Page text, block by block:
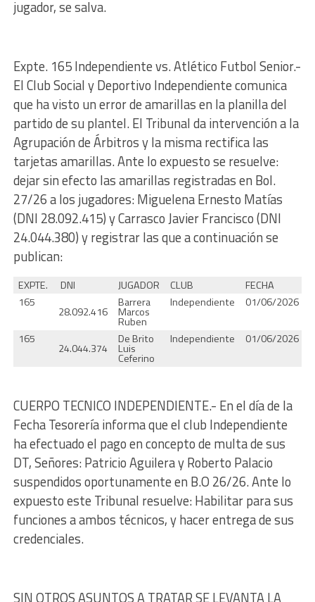
jugador, se salva.
Expte. 165 Independiente vs. Atlético Futbol Senior.-
El Club Social y Deportivo Independiente comunica
que ha visto un error de amarillas en la planilla del
partido de su plantel. El Tribunal da intervención a la
Agrupación de Árbitros y la misma rectifica las
tarjetas amarillas. Ante lo expuesto se resuelve:
dejar sin efecto las amarillas registradas en Bol.
27/26 a los jugadores: Miguelena Ernesto Matías
(DNI 28.092.415) y Carrasco Javier Francisco (DNI
24.044.380) y registrar las que a continuación se
publican:
EXPTE. DNI JUGADOR CLUB FECHA
165
28.092.416
Barrera
Marcos
Ruben
Independiente 01/06/2026
165
24.044.374
De Brito
Luis
Ceferino
Independiente 01/06/2026
CUERPO TECNICO INDEPENDIENTE.- En el día de la
Fecha Tesorería informa que el club Independiente
ha efectuado el pago en concepto de multa de sus
DT, Señores: Patricio Aguilera y Roberto Palacio
suspendidos oportunamente en B.O 26/26. Ante lo
expuesto este Tribunal resuelve: Habilitar para sus
funciones a ambos técnicos, y hacer entrega de sus
credenciales.
SIN OTROS ASUNTOS A TRATAR SE LEVANTA LA